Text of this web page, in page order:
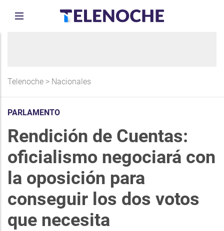
Telenoche > Nacionales
PARLAMENTO
Rendición de Cuentas:
oficialismo negociará con
la oposición para
conseguir los dos votos
que necesita